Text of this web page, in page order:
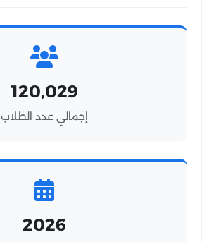
120,029
إجمالي عدد الطلاب
2026